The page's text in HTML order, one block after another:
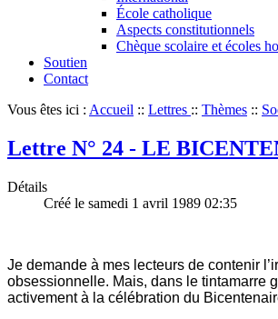
École catholique
Aspects constitutionnels
Chèque scolaire et écoles
Soutien
Contact
Vous êtes ici : Accueil :: Lettres :: Thèmes ::
Lettre N° 24 - LE
Détails
Créé le samedi 1 avril 1989 02:35
Je demande à mes lecteurs de contenir
obsessionnelle. Mais, dans le tintamarre
activement à la célébration du